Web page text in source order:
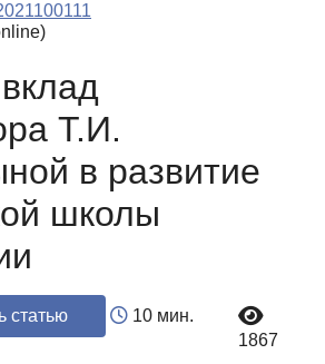
Т.И.
в развитие
школы
статью
10 мин.
1867